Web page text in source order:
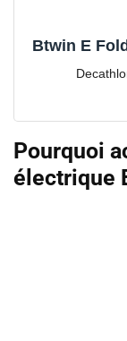
Btwin E
Pourquoi
électrique